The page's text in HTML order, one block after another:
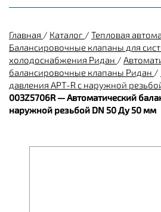
Главная / Каталог / Тепловая
Балансировочные клапаны для
холодоснабжения Ридан /
балансировочные клапаны Ридан /
давления APT-R с наружной
003Z5706R — Автоматический
наружной резьбой DN 50 Ду 50 мм